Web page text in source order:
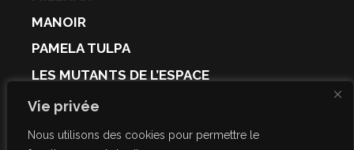
Vie privée
Nous utilisons des cookies pour permettre le
MANOIR
PAMELA TULPA
LES MUTANTS DE L’ESPACE
CULTE
KAIPY